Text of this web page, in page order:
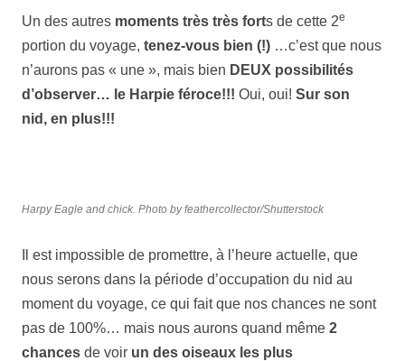
Un des autres moments très très forts de cette 2e
portion du voyage, tenez-vous bien (!) …c’est que nous
n’aurons pas « une », mais bien DEUX possibilités
d’observer… le Harpie féroce!!! Oui, oui! Sur son
nid, en plus!!!
Harpy Eagle and chick. Photo by feathercollector/Shutterstock
Il est impossible de promettre, à l’heure actuelle, que
nous serons dans la période d’occupation du nid au
moment du voyage, ce qui fait que nos chances ne sont
pas de 100%… mais nous aurons quand même 2
chances de voir un des oiseaux les plus